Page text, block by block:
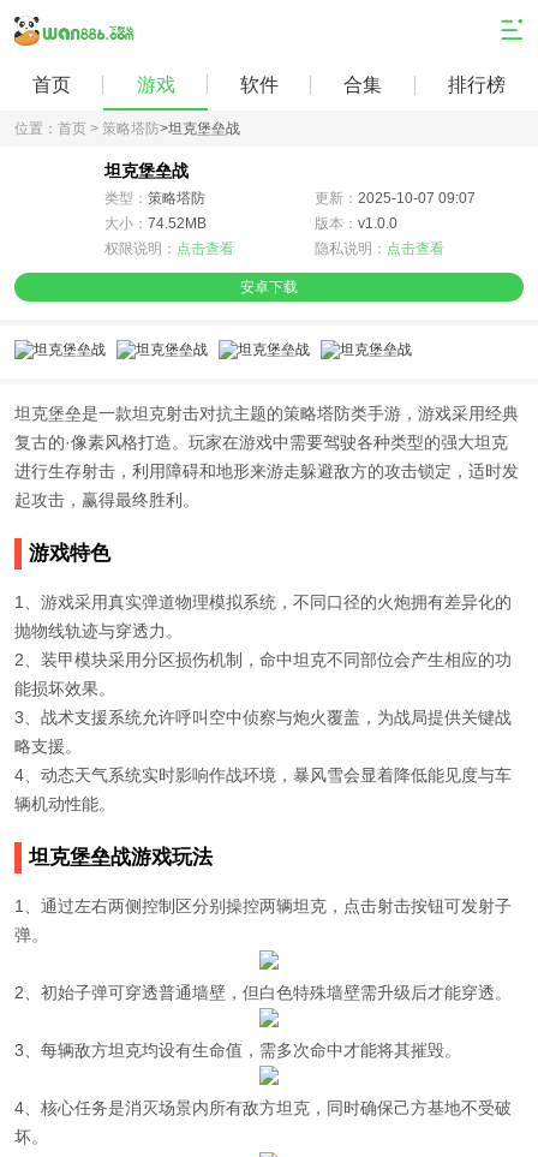
首页 游戏 软件 合集 排行榜
位置： 首页 > 策略塔防>坦克堡垒战
坦克堡垒战
类型： 策略塔防 更新： 2025-10-07 09:07
大小： 74.52MB 版本： v1.0.0
权限说明： 点击查看 隐私说明： 点击查看
安卓下载
坦克堡垒是一款坦克射击对抗主题的策略塔防类手游，游戏采用经典
复古的·像素风格打造。玩家在游戏中需要驾驶各种类型的强大坦克
进行生存射击，利用障碍和地形来游走躲避敌方的攻击锁定，适时发
起攻击，赢得最终胜利。
游戏特色
1、游戏采用真实弹道物理模拟系统，不同口径的火炮拥有差异化的
抛物线轨迹与穿透力。
2、装甲模块采用分区损伤机制，命中坦克不同部位会产生相应的功
能损坏效果。
3、战术支援系统允许呼叫空中侦察与炮火覆盖，为战局提供关键战
略支援。
4、动态天气系统实时影响作战环境，暴风雪会显着降低能见度与车
辆机动性能。
坦克堡垒战游戏玩法
1、通过左右两侧控制区分别操控两辆坦克，点击射击按钮可发射子
弹。
2、初始子弹可穿透普通墙壁，但白色特殊墙壁需升级后才能穿透。
3、每辆敌方坦克均设有生命值，需多次命中才能将其摧毁。
4、核心任务是消灭场景内所有敌方坦克，同时确保己方基地不受破
坏。